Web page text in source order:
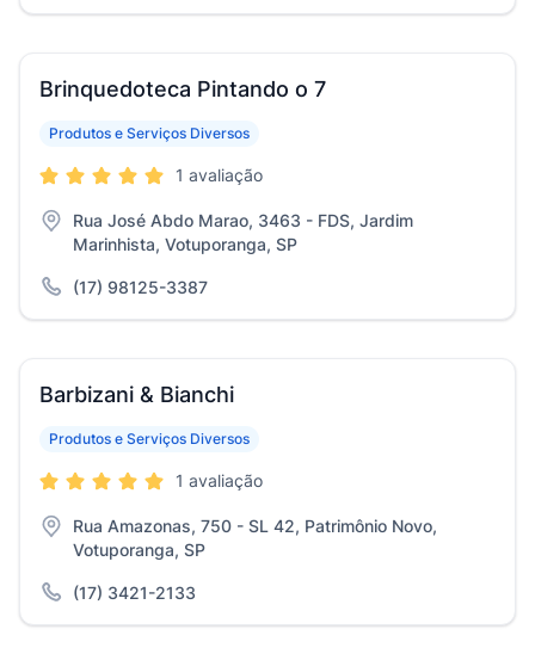
Brinquedoteca Pintando o 7
Produtos e Serviços Diversos
1 avaliação
Rua José Abdo Marao, 3463 - FDS, Jardim
Marinhista, Votuporanga, SP
(17) 98125-3387
Barbizani & Bianchi
Produtos e Serviços Diversos
1 avaliação
Rua Amazonas, 750 - SL 42, Patrimônio Novo,
Votuporanga, SP
(17) 3421-2133